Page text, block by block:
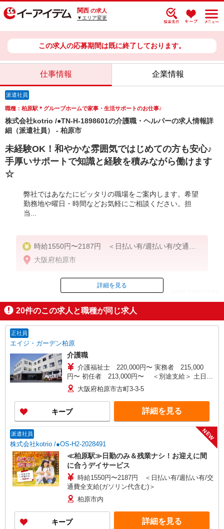
関西 の求人
▼エリア変更
この求人の応募期間は既に終了しております。
仕事情報 企業情報
派遣社員
職種：柏原駅＊グループホームで家事・生活サポートのお仕事♪
株式会社kotrio /●TN-H-1898601の介護職・ヘルパーの求人情報詳
細（派遣社員） - 柏原市
未経験OK！和やかな雰囲気ではじめての方も安心♪
手厚いサポートで知識と経験を積みながら働けます
☆
弊社ではあなたにピッタリの職場をご案内します。希望
勤務地や曜日・時間などお気軽にご相談ください。担
当...
時給1550円〜2187円 ＜日払い有/週払い有/交通費
全支給(ガソリン代含む)＞
大阪府柏原市
ID：AE0527650103
掲載期間終了
詳細を見る
20件のこの求人と職種が同じ求人
正社員
エイジ・ガーデン柏原
介護職
介護福祉士 220,000円〜 実務者 215,000
円〜 初任者 213,000円〜 ＜別途支給＞ 土日祝
日手当：1,000円(1勤務4時間以上) 夜勤手当：
6,000円 通勤手当全額支給(上限45,000円)
大阪府柏原市古町3-3-5
キープ 詳細を見る
派遣社員
株式会社kotrio /●OS-H2-2028491
NEW
≪柏原駅≫日勤のみ＆残業ナシ！お迎えに間
に合うデイサービス
時給1550円〜2187円 ＜日払い有/週払い有/交
通費全支給(ガソリン代含む)＞
柏原市内
キープ 詳細を見る